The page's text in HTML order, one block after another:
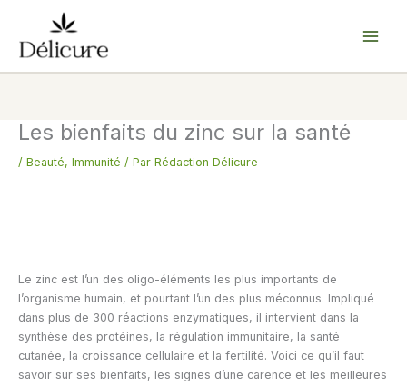
contenu
Les bienfaits du zinc sur la santé
/ Beauté, Immunité / Par Rédaction Délicure
Le zinc est l’un des oligo-éléments les plus importants de
l’organisme humain, et pourtant l’un des plus méconnus. Impliqué
dans plus de 300 réactions enzymatiques, il intervient dans la
synthèse des protéines, la régulation immunitaire, la santé
cutanée, la croissance cellulaire et la fertilité. Voici ce qu’il faut
savoir sur ses bienfaits, les signes d’une carence et les meilleures